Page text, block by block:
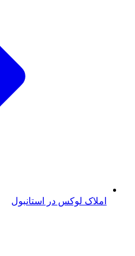
املاک لوکس در استانبول